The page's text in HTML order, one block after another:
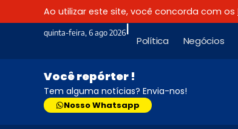
Ao utilizar este site, você concorda com os
quinta-feira, 6 ago 2026|
Política Negócios
Você repórter !
Tem alguma notícias? Envia-nos!
Nosso Whatsapp